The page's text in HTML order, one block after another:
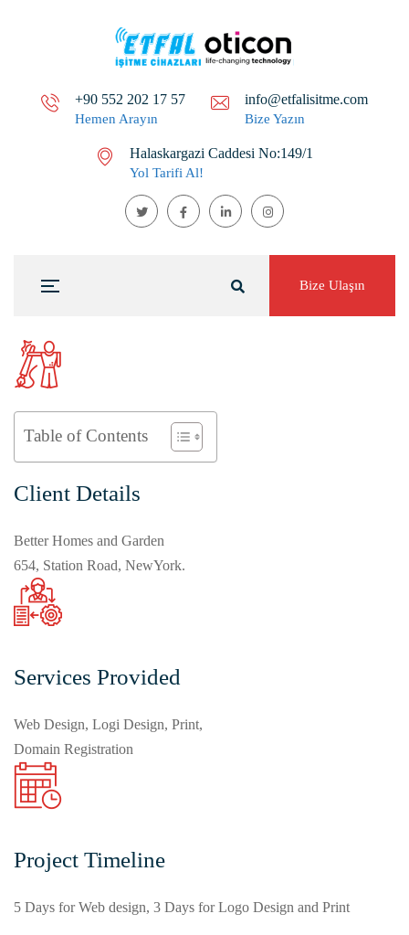
+90 552 202 17 57
Hemen Arayın
info@etfalisitme.com
Bize Yazın
Halaskargazi Caddesi No:149/1
Yol Tarifi Al!
Bize Ulaşın
Table of Contents
Client Details
Better Homes and Garden
654, Station Road, NewYork.
Services Provided
Web Design, Logi Design, Print,
Domain Registration
Project Timeline
5 Days for Web design, 3 Days for Logo Design and Print